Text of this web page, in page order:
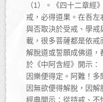
（1）。《四十二章經
戒，必得道果。在吾
與否取決於受戒、學
載，很多菩薩都是依戒
解脫道或誓願成佛道
於《中阿含經》開示
因樂便得定。阿難！
因無欲便得解脫，因
經典開示：從持戒、